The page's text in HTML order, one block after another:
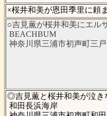
×桜井和美が恩田季里に頼
○吉見薫が桜井和美にエル
BEACHBUM
神奈川県三浦市初声町三戸
◎吉見薫と桜井和美が泣き
和田長浜海岸